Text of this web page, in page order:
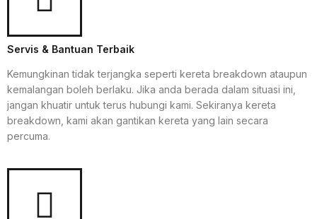
Servis & Bantuan Terbaik
Kemungkinan tidak terjangka seperti kereta breakdown ataupun
kemalangan boleh berlaku. Jika anda berada dalam situasi ini,
jangan khuatir untuk terus hubungi kami. Sekiranya kereta
breakdown, kami akan gantikan kereta yang lain secara
percuma.